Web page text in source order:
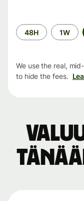
Time
period
48H 1W
We use the real,
to hide the fees.